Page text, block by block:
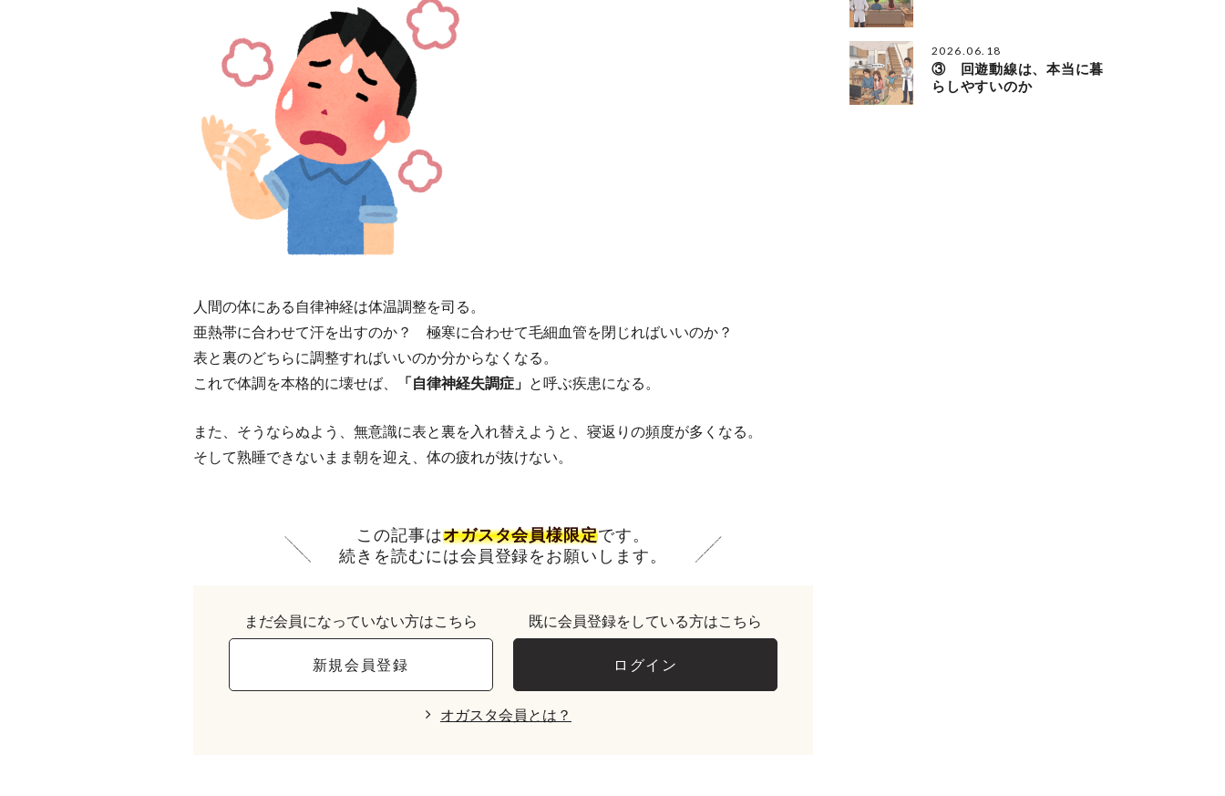
人間の体にある自律神経は体温調整を司る。
亜熱帯に合わせて汗を出すのか？ 極寒に合わせて毛細血管を閉じればいいのか？
表と裏のどちらに調整すればいいのか分からなくなる。
これで体調を本格的に壊せば、
「自律神経失調症」 と呼ぶ疾患になる。
また、そうならぬよう、無意識に表と裏を入れ替えようと、寝返りの頻度が多くなる。
そして熟睡できないまま朝を迎え、体の疲れが抜けない。
この記事はオガスタ会員様限定です。
続きを読むには会員登録をお願いします。
まだ会員になっていない方はこちら
新規会員登録
既に会員登録をしている方はこちら
ログイン
オガスタ会員とは？
2026.06.18
③ 回遊動線は、本当に暮
らしやすいのか